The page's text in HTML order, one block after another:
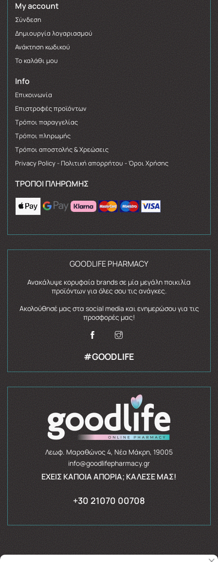
My account
Σύνδεση
Δημιουργία λογαριασμού
Ανάκτηση κωδικού
Το καλάθι μου
Info
Επικοινωνία
Επιστροφές προϊόντων
Τρόποι παραγγελίας
Τρόποι πληρωμής
Τρόποι αποστολής & Χρεώσεις
Privacy Policy - Πολιτική απορρήτου - Όροι Χρήσης
ΤΡΌΠΟΙ ΠΛΗΡΩΜΉΣ
GOODLIFE PHARMACY
Ανακάλυψε κορυφαία brands σε μία μεγάλη ποικιλία
προϊόντων για όλες σου τις ανάγκες.
Ακολούθησέ μας στα social media και ενημερώσου για τις
προσφορές μας!
#GOODLIFE
Λεωφ. Μαραθώνος 4, Νέα Μάκρη, 19005
info@goodlifepharmacy.gr
ΈΧΕΙΣ ΚΆΠΟΙΑ ΑΠΟΡΊΑ; ΚΆΛΕΣΈ ΜΑΣ!
+30 21070 00708